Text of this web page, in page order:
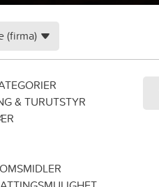
(firma)
& TURUTSTYR